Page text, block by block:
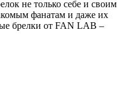
не только себе и своим
фанатам и даже их
брелки от FAN LAB –